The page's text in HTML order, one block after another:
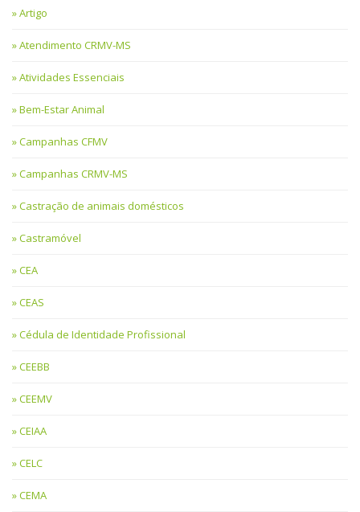
Artigo
Atendimento CRMV-MS
Atividades Essenciais
Bem-Estar Animal
Campanhas CFMV
Campanhas CRMV-MS
Castração de animais domésticos
Castramóvel
CEA
CEAS
Cédula de Identidade Profissional
CEEBB
CEEMV
CEIAA
CELC
CEMA